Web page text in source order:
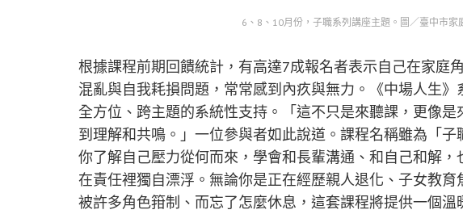
6、8、10月份，子職系列講座主題。圖／臺中市家
根據課程前期回饋統計，有高達7成報名者表示自己在家庭
混亂與自我耗損問題，常常感到內疚與無力。《中場人生
全方位、跨主題的系統性支持。「這不只是來聽課，更像
到理解和共鳴。」一位參與者如此說道。課程名稱雖為「
你了解自己壓力從何而來，學會和長輩溝通、和自己和解
在責任裡獨自漂浮。無論你是正在經歷親人退化、子女教
被許多角色箝制、而忘了怎麼休息，這套課程將提供一個溫